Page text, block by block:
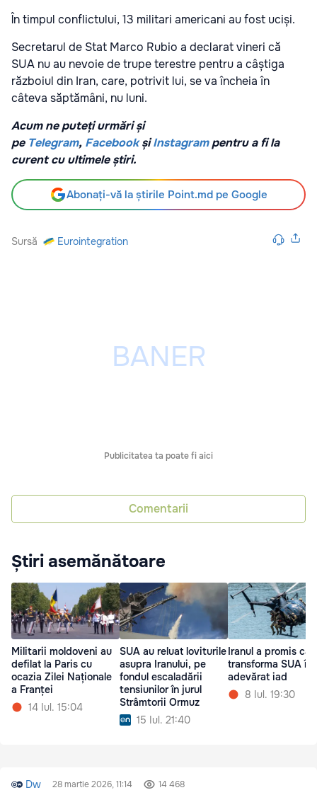
În timpul conflictului, 13 militari americani au fost uciși.
Secretarul de Stat Marco Rubio a declarat vineri că
SUA nu au nevoie de trupe terestre pentru a câștiga
războiul din Iran, care, potrivit lui, se va încheia în
câteva săptămâni, nu luni.
Acum ne puteți urmări și
pe Telegram, Facebook șiInstagrampentru a fi la
curent cu ultimele știri.
Abonați-vă la știrile Point.md pe Google
Sursă Eurointegration
Publicitatea ta poate fi aici
Comentarii
Știri asemănătoare
Militarii moldoveni au
defilat la Paris cu
ocazia Zilei Naționale
a Franței
14 Iul. 15:04
SUA au reluat loviturile
asupra Iranului, pe
fondul escaladării
tensiunilor în jurul
Strâmtorii Ormuz
15 Iul. 21:40
Iranul a promis că
transforma SUA
adevărat iad
8 Iul. 19:30
Dw 28 martie 2026, 11:14 14 468